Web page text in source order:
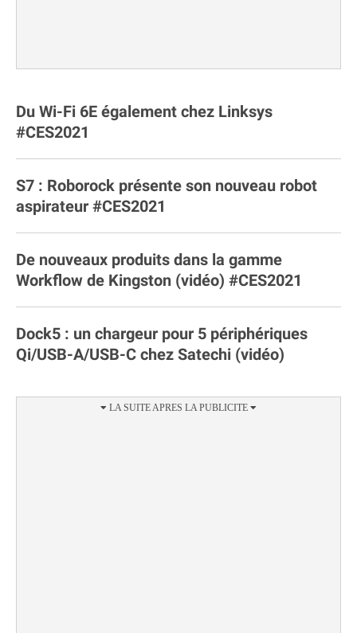
Du Wi-Fi 6E également chez Linksys
#CES2021
S7 : Roborock présente son nouveau robot
aspirateur #CES2021
De nouveaux produits dans la gamme
Workflow de Kingston (vidéo) #CES2021
Dock5 : un chargeur pour 5 périphériques
Qi/USB-A/USB-C chez Satechi (vidéo)